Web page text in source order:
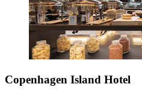
Copenhagen Island Hotel